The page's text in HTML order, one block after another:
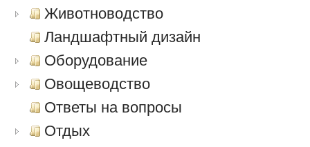
Животноводство
Ландшафтный дизайн
Оборудование
Овощеводство
Ответы на вопросы
Отдых